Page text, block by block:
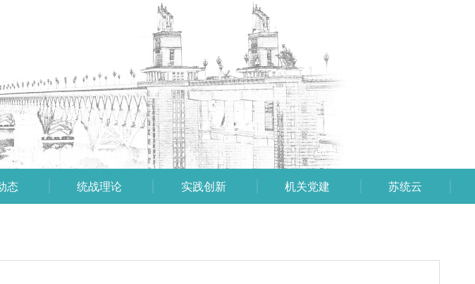
态 统战理论 实践创新 机关党建 苏统云